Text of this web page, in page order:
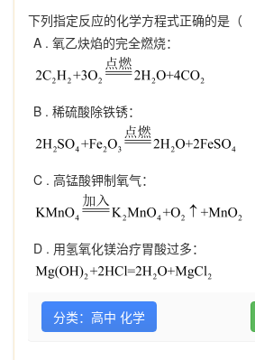
下列指定反应的化学方程式正确的是（
A . 氧乙炔焰的完全燃烧：
B . 稀硫酸除铁锈：
C . 高锰酸钾制氧气：
D . 用氢氧化镁治疗胃酸过多：
分类：高中 化学